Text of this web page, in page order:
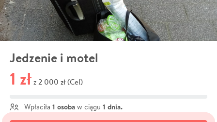
Jedzenie i motel
1 zł z 2 000 zł (Cel)
Wpłaciła 1 osoba w ciągu 1 dnia.